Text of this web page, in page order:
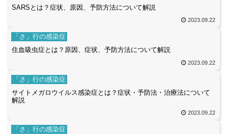
SARSとは？症状、原因、予防方法について解説
2023.09.22
「さ」行の感染症
住血吸虫症とは？原因、症状、予防方法について解説
2023.09.22
「さ」行の感染症
サイトメガロウイルス感染症とは？症状・予防法・治療法について
解説
2023.09.22
「さ」行の感染症